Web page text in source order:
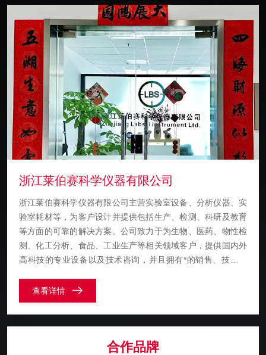
浙江莱伯赛科学仪器有限公司
浙江莱伯赛科学仪器有限公司主营实验室设备、分析仪器、实
验室耗材等，为客户设计并提供包括生产、检测、科研及教育
等方面的可靠的解决方案。公司致力于为生物、医药、物性检
测、化工分析、食品、工业生产等相关领域客户，提供国内外
高科技的专业设备以及技术咨询，并且拥有*的销售、技术支
查看详情
合作品牌